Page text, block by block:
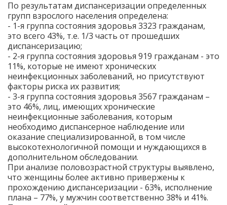
По результатам диспансеризации определенных
групп взрослого населения определена:
- 1-я группа состояния здоровья 3323 гражданам,
это всего 43%, т.е. 1/3 часть от прошедших
диспансеризацию;
- 2-я группа состояния здоровья 919 гражданам - это
11%, которые не имеют хронических
неинфекционных заболеваний, но присутствуют
факторы риска их развития;
- 3-я группа состояния здоровья 3567 гражданам –
это 46%, лиц, имеющих хронические
неинфекционные заболевания, которым
необходимо диспансерное наблюдение или
оказание специализированной, в том числе
высокотехнологичной помощи и нуждающихся в
дополнительном обследовании.
При анализе половозрастной структуры выявлено,
что женщины более активно привержены к
прохождению диспансеризации - 63%, исполнение
плана – 77%, у мужчин соответственно 38% и 41%.